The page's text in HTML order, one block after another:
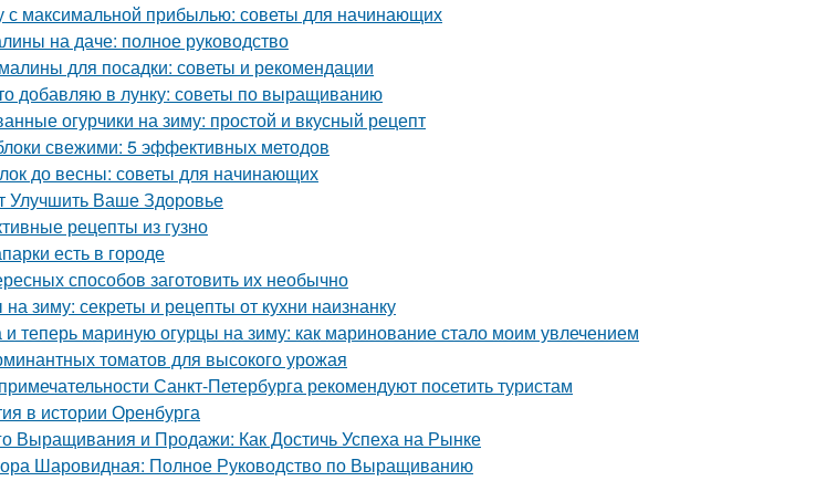
с максимальной прибылью: советы для начинающих
на даче: полное руководство
для посадки: советы и рекомендации
добавляю в лунку: советы по выращиванию
огурчики на зиму: простой и вкусный рецепт
свежими: 5 эффективных методов
до весны: советы для начинающих
Улучшить Ваше Здоровье
рецепты из гузно
есть в городе
способов заготовить их необычно
зиму: секреты и рецепты от кухни наизнанку
теперь мариную огурцы на зиму: как маринование стало моим увлечением
томатов для высокого урожая
Санкт-Петербурга рекомендуют посетить туристам
в истории Оренбурга
Выращивания и Продажи: Как Достичь Успеха на Рынке
Шаровидная: Полное Руководство по Выращиванию